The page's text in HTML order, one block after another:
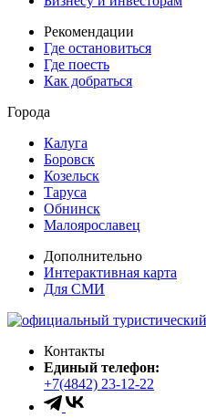
Рекомендации
Где остановиться
Где поесть
Как добраться
Города
Калуга
Боровск
Козельск
Таруса
Обнинск
Малоярославец
Дополнительно
Интерактивная карта
Для СМИ
Контакты
Единый телефон:
+7(4842) 23-12-22